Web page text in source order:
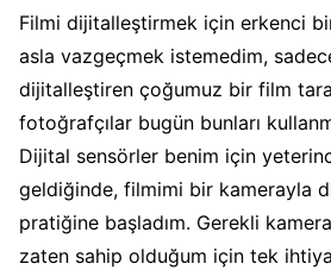
Filmi dijitalleştirmek için erkenci
asla vazgeçmek istemedim,
dijitalleştiren çoğumuz bir film
fotoğrafçılar bugün bunları
Dijital sensörler benim için
geldiğinde, filmimi bir kamerayla
pratiğine başladım. Gerekli
zaten sahip olduğum için tek